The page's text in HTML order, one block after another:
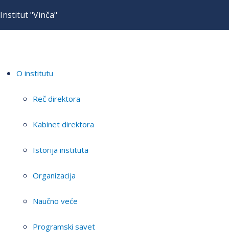
Institut "Vinča"
O institutu
Reč direktora
Kabinet direktora
Istorija instituta
Organizacija
Naučno veće
Programski savet